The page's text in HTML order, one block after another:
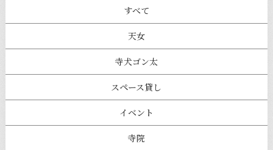
すべて
天女
寺犬ゴン太
スペース貸し
イベント
寺院